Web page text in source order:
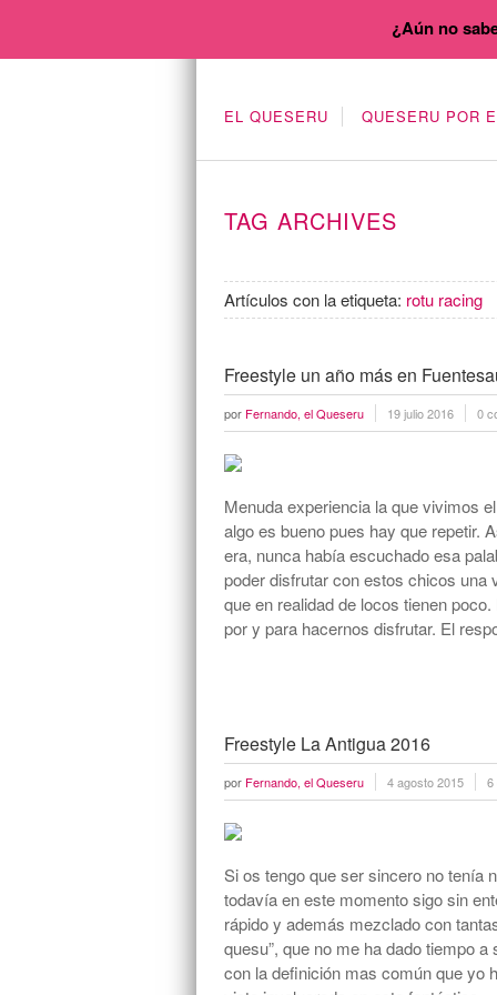
EL QUESERU QUESERU POR
TAG ARCHIVES
Artículos con la etiqueta: rotu racing
Freestyle un año más en
por Fernando, el Queseru 19 julio 2016 0
Menuda experiencia la que vivimos
algo es bueno pues hay que repetir.
era, nunca había escuchado esa
poder disfrutar con estos chicos
que en realidad de locos tienen
por y para hacernos disfrutar. El
Freestyle La Antigua 2016
por Fernando, el Queseru 4 agosto 2015 6
Si os tengo que ser sincero no tenía
todavía en este momento sigo sin
rápido y además mezclado con
quesu”, que no me ha dado tiempo
con la definición mas común que yo
¿Aún no